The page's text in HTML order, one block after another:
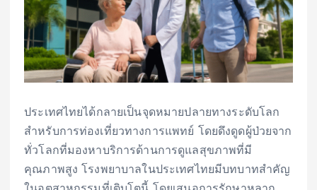
ประเทศไทยได้กลายเป็นจุดหมายปลายทางระดับโลก
สำหรับการท่องเที่ยวทางการแพทย์ โดยดึงดูดผู้ป่วยจาก
ทั่วโลกที่มองหาบริการด้านการดูแลสุขภาพที่มี
คุณภาพสูง โรงพยาบาลในประเทศไทยมีบทบาทสำคัญ